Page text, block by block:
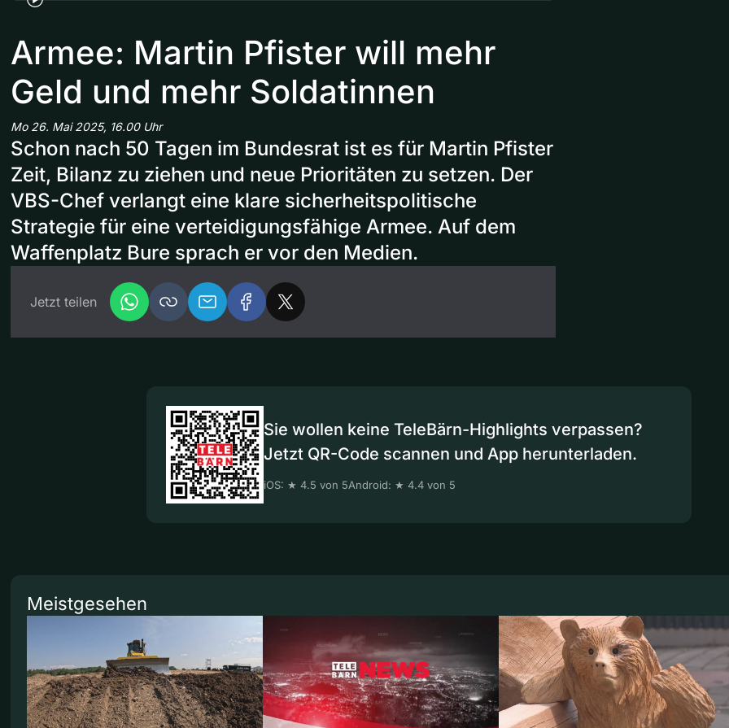
Armee: Martin Pfister will mehr
Geld und mehr Soldatinnen
Mo 26. Mai 2025, 16.00 Uhr
Schon nach 50 Tagen im Bundesrat ist es für Martin Pfister
Zeit, Bilanz zu ziehen und neue Prioritäten zu setzen. Der
VBS-Chef verlangt eine klare sicherheitspolitische
Strategie für eine verteidigungsfähige Armee. Auf dem
Waffenplatz Bure sprach er vor den Medien.
Jetzt teilen
Sie wollen keine TeleBärn-Highlights verpassen?
Jetzt QR-Code scannen und App herunterladen.
iOS: ★ 4.5 von 5Android: ★ 4.4 von 5
Meistgesehen